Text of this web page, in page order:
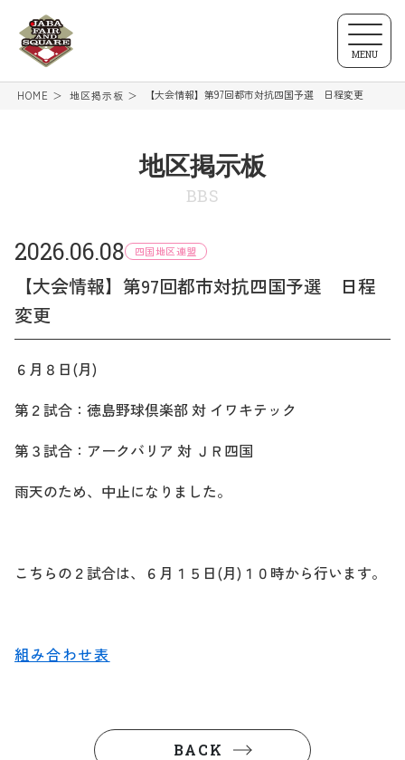
MENU
HOME 地区掲示板 【大会情報】第97回都市対抗四国予選 日程変更
地区掲示板
BBS
2026.06.08 四国地区連盟
【大会情報】第97回都市対抗四国予選 日程
変更
６月８日(月)
第２試合：徳島野球倶楽部 対 イワキテック
第３試合：アークバリア 対 ＪＲ四国
雨天のため、中止になりました。
こちらの２試合は、６月１５日(月)１０時から行います。
組み合わせ表
BACK